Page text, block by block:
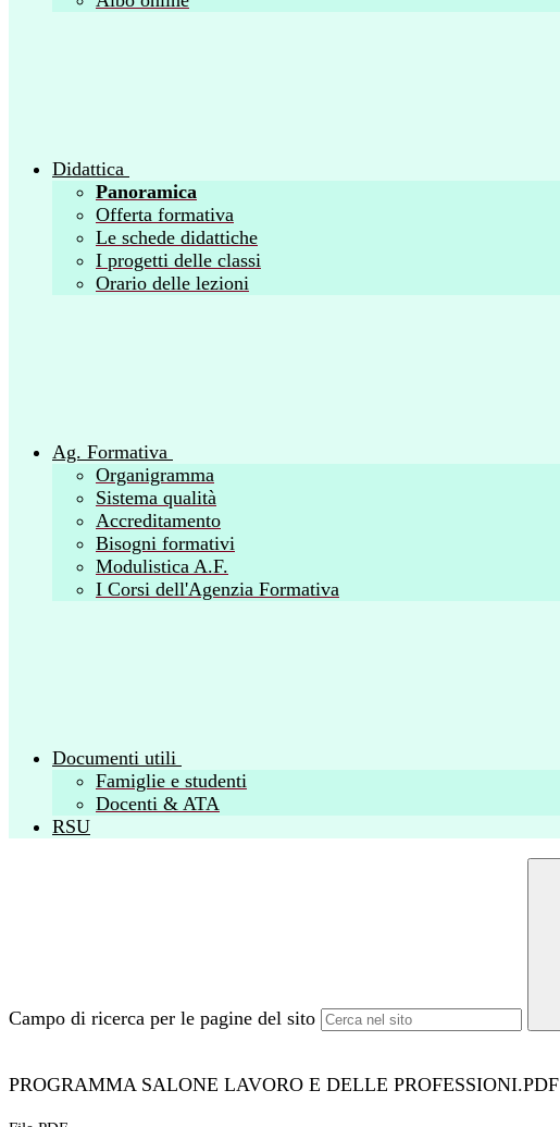
Didattica
Panoramica
Offerta formativa
Le schede didattiche
I progetti delle classi
Orario delle lezioni
Ag. Formativa
Organigramma
Sistema qualità
Accreditamento
Bisogni formativi
Modulistica A.F.
I Corsi dell'Agenzia Formativa
Documenti utili
Famiglie e studenti
Docenti & ATA
RSU
Campo di ricerca per le pagine del sito
PROGRAMMA SALONE LAVORO E DELLE PROFESSIONI.PDF